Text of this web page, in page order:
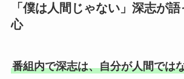
「僕は人間じゃない」深志が
心
番組内で深志は、自分が人間では